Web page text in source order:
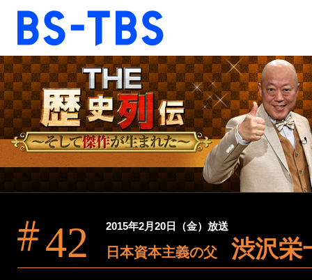
BS-TBS
BS-TBS
ドラマ 映画
報道 教養
音楽 エンタメ
ファンクラブ
視聴方法 4K放送
42 2015年2月20日（金）放送
日本資本主義の父 渋沢栄